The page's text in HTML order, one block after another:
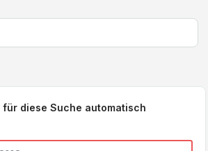
diese Suche automatisch